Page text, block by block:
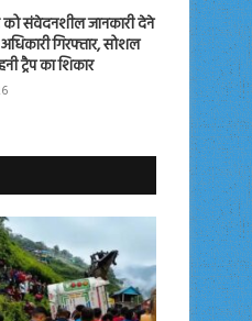
को संवेदनशील जानकारी देने
गिरफ्तार, सोशल
ट्रैप का शिकार